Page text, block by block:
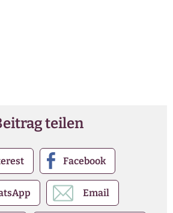
teilen
Facebook
Email